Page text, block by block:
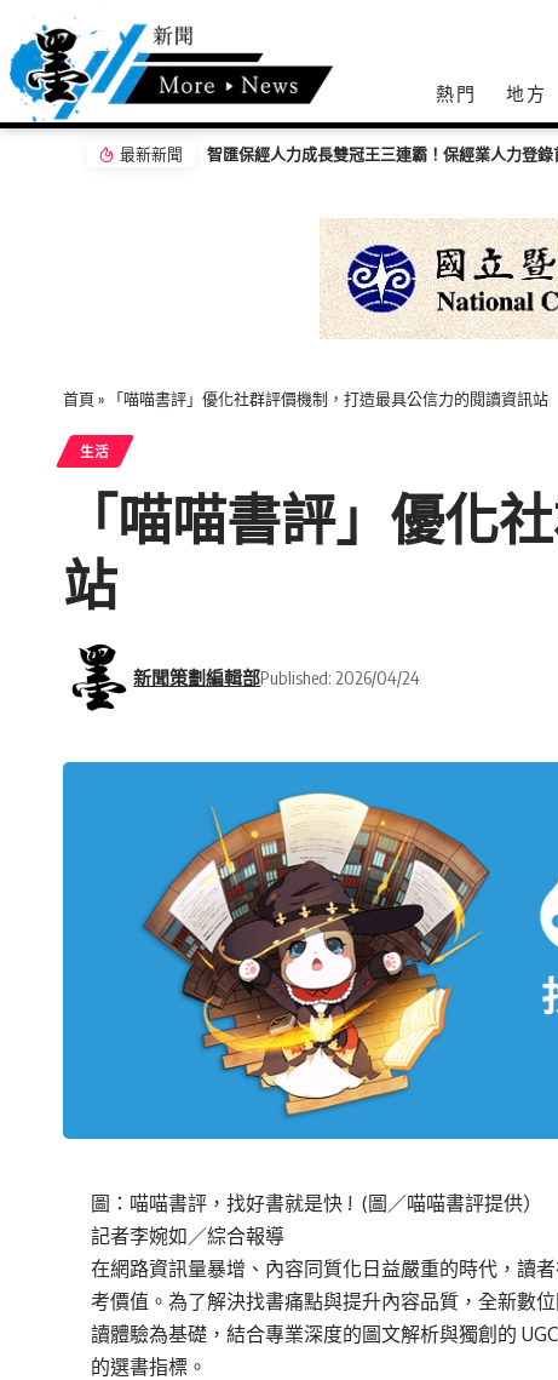
熱門 地方
最新新聞
首頁 » 「喵喵書評」優化社群評價機制，打造最具公信力的閱讀資訊站
生活
「喵喵書評」優化
站
新聞策劃編輯部Published: 2026/04/24
圖：喵喵書評，找好書就是快 ! (圖／喵喵書評提供）
記者李婉如／綜合報導
在網路資訊量暴增、內容同質化日益嚴重的時代，讀
考價值。為了解決找書痛點與提升內容品質，全新數
讀體驗為基礎，結合專業深度的圖文解析與獨創的
的選書指標。